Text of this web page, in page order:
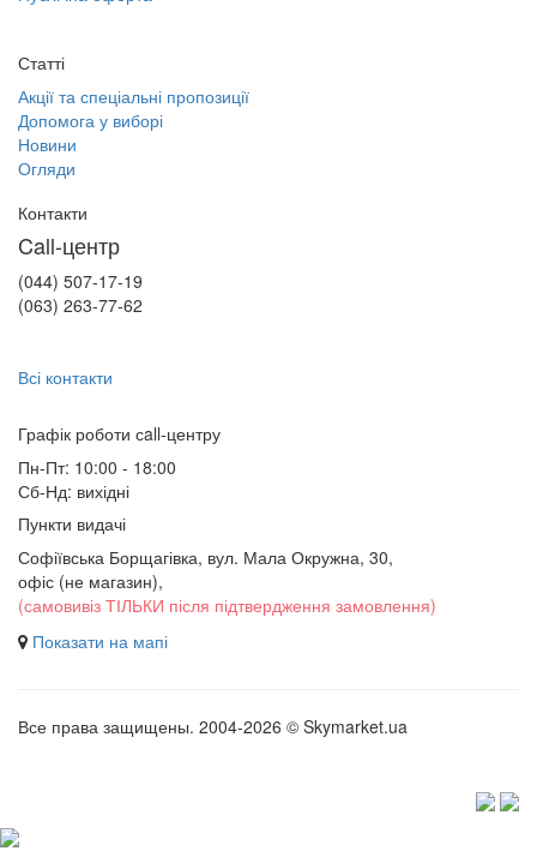
Статті
Акції та спеціальні пропозиції
Допомога у виборі
Новини
Огляди
Контакти
Call-центр
(044) 507-17-19
(063) 263-77-62
Всі контакти
Графік роботи сall-центру
Пн-Пт: 10:00 - 18:00
Сб-Нд: вихідні
Пункти видачі
Софіївська Борщагівка, вул. Мала Окружна, 30,
офіс (не магазин),
(самовивіз ТІЛЬКИ після підтвердження замовлення)
Показати на мапі
Все права защищены. 2004-2026 © Skymarket.ua